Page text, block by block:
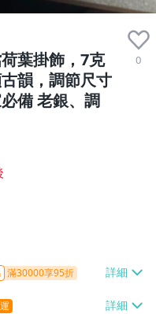
葉掛飾，7克
韻，調節尺寸
備 老銀、調
0
滿30000享95折